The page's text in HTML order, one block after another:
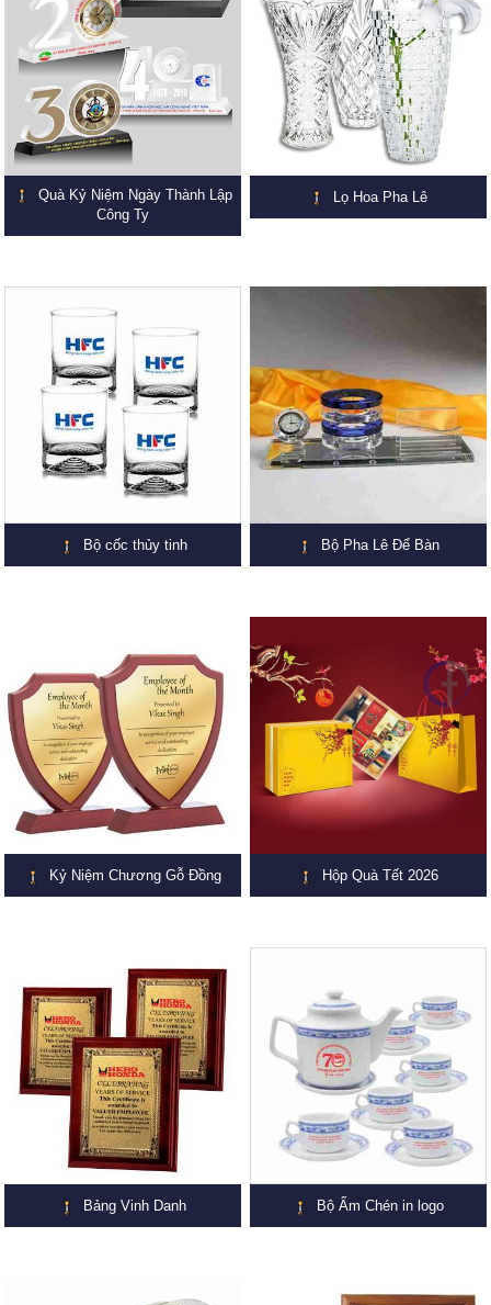
Quà Kỷ Niệm Ngày Thành Lập
Công Ty
Lọ Hoa Pha Lê
Bộ cốc thủy tinh Bộ Pha Lê Để Bàn
Kỷ Niệm Chương Gỗ Đồng Hộp Quà Tết 2026
Bảng Vinh Danh Bộ Ấm Chén in logo